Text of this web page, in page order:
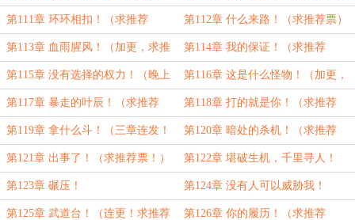
票！） 快乐！）
第111章 环环相扣！（求推荐
票！）
第112章 什么来路！（求推荐票）
第113章 血雨腥风！（加更，求推
荐票！）
第114章 我的保证！（求推荐
票！）
第115章 没有选择的权力！（晚上
还有~）
第116章 这是什么怪物！（加更，
求推荐票！）
第117章 暴走的叶辰！（求推荐
票）
第118章 打的就是你！（求推荐
票！）
第119章 拿什么斗！（三章连发！
求推荐票！）
第120章 暗处的杀机！（求推荐
票！）
第121章 出事了！（求推荐票！） 第122章 堪破生机，千里寻人！
（三更连发，求推荐票！）
第123章 碾压！ 第124章 没有人可以威胁我！
第125章 武道台！（连更！求推荐 第126章 你的履历！（求推荐